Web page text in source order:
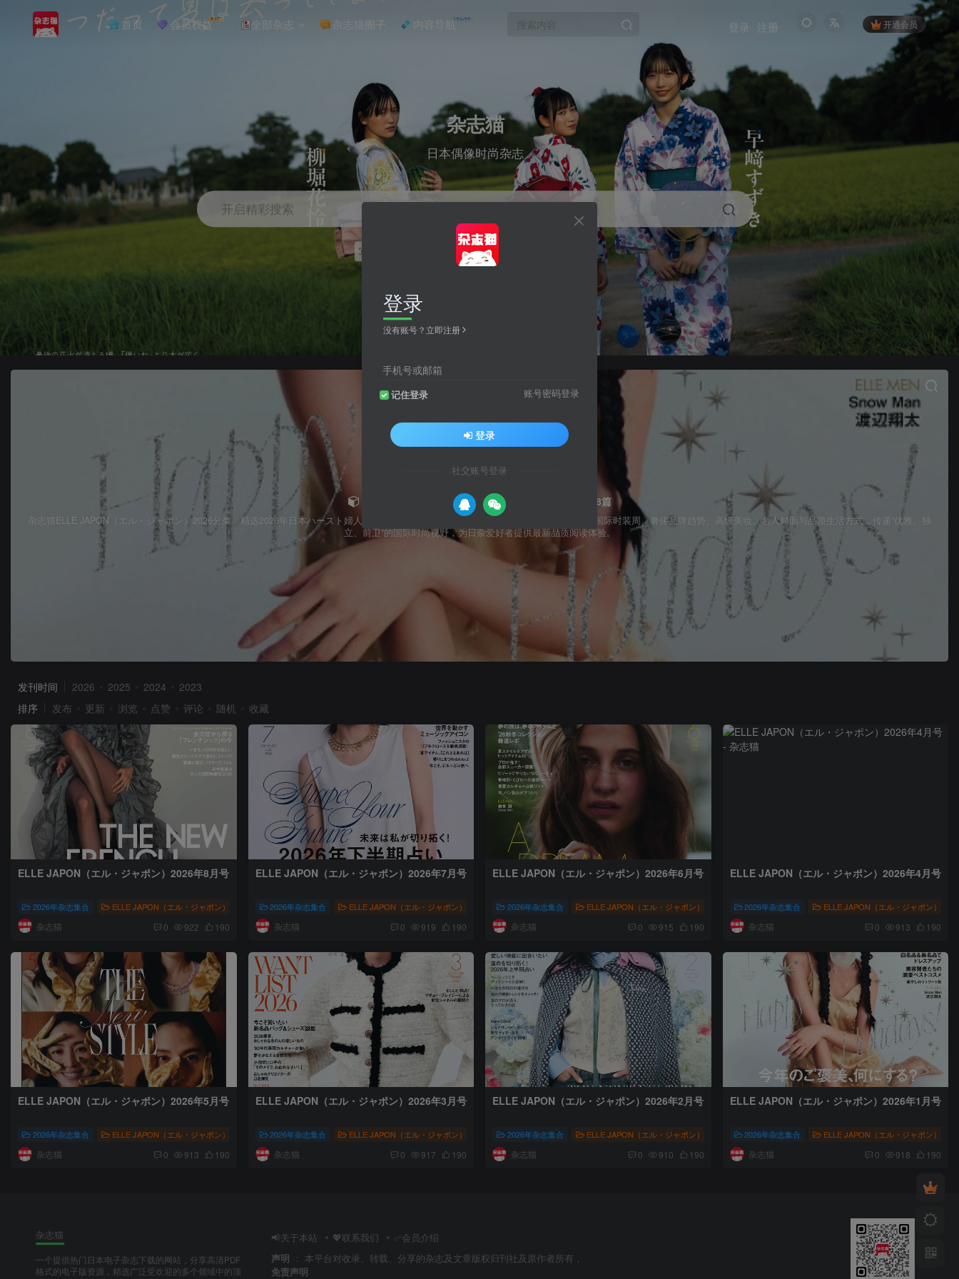
首页 会员权益VIP 全部杂志 杂志猫圈子 内容导航NEW
开通会员
登录 注册
杂志猫
日本偶像时尚杂志
开启精彩搜索
写真 BRUTUS SPRiNG
ELLE JAPON（エル・ジャポン）2026 共8篇
杂志猫ELLE JAPON（エル・ジャポン）2026分类，精选2026年日本ハースト婦人画報社出版的国际高端女性时尚杂志最新内容。涵盖年度国际时装周、奢侈品牌趋势、高级美妆、名人封面与品质生活方式，传递”优雅、独
立、前卫”的国际时尚视野，为日杂爱好者提供最新品质阅读体验。
发刊时间 2026 2025 2024
2023
排序
发布 更新 浏览 点赞 评论 随机 收藏
ELLE JAPON（エル・ジャポン）2026年8月号
2026年杂志集合 ELLE JAPON（エル・ジャポン） 人文风尚 # 株式会社集英社 # 时尚流行杂志 # ELLE JAPON
杂志猫 0 922 190
ELLE JAPON（エル・ジャポン）2026年7月号
2026年杂志集合 ELLE JAPON（エル・ジャポン） 人文风尚 # 株式会社集英社 # 时尚流行杂志 # ELLE JAPON
杂志猫 0 919 190
ELLE JAPON（エル・ジャポン）2026年6月号
2026年杂志集合 ELLE JAPON（エル・ジャポン） 人文风尚 # 株式会社集英社 # 时尚流行杂志 # ELLE
杂志猫 0 915 190
ELLE JAPON（エル・ジャポン）2026年4月号
2026年杂志集合 ELLE JAPON（エル・ジャポン）
杂志猫 0 913 190
ELLE JAPON（エル・ジャポン）2026年5月号
2026年杂志集合 ELLE JAPON（エル・ジャポン） 人文风尚 # 株式会社集英社 # 时尚流行杂志 # 长泽雅美
杂志猫 0 913 190
ELLE JAPON（エル・ジャポン）2026年3月号
2026年杂志集合 ELLE JAPON（エル・ジャポン） 人文风尚 # 株式会社集英社 # 时尚流行杂志 # ELLE JAPON
杂志猫 0 917 190
ELLE JAPON（エル・ジャポン）2026年2月号
2026年杂志集合 ELLE JAPON（エル・ジャポン） 人文风尚 # 株式会社集英社 # 时尚流行杂志 # ELLE
杂志猫 0 910 190
ELLE JAPON（エル・ジャポン）2026年1月号
2026年杂志集合 ELLE JAPON（エル・ジャポン）
杂志猫 0 918 190
杂志猫
一个提供热门日本电子杂志下载的网站，分享高清PDF
格式的电子版资源，精选广泛受欢迎的多个领域中的顶
📢关于本站 💖联系我们
✅会员介绍
声明 ： 本平台对收录、转载、分享的杂志及文章版权归刊社及原作者所有，
免责声明
登录
没有账号？立即注册
手机号或邮箱
记住登录 账号密码登录
登录
社交账号登录